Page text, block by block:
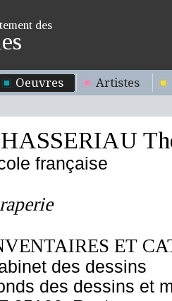
des
Oeuvres Artistes
française
ET
des dessins
des dessins et